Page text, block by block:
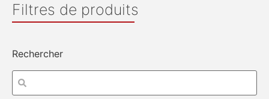
Filtres de produits
Rechercher